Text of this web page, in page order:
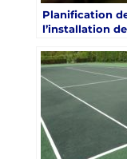
Planification
l’installation de
court de
Toulon, Var